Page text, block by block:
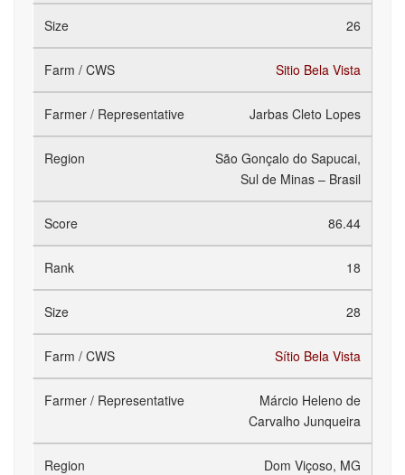
26
Sitio Bela Vista
Jarbas Cleto Lopes
São Gonçalo do Sapucai,
Sul de Minas – Brasil
86.44
18
28
Sítio Bela Vista
Márcio Heleno de
Carvalho Junqueira
Dom Viçoso, MG